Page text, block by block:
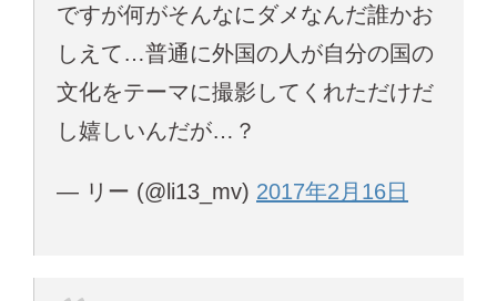
ですが何がそんなにダメなんだ誰かお
しえて…普通に外国の人が自分の国の
文化をテーマに撮影してくれただけだ
し嬉しいんだが…？
— リー (@li13_mv) 2017年2月16日